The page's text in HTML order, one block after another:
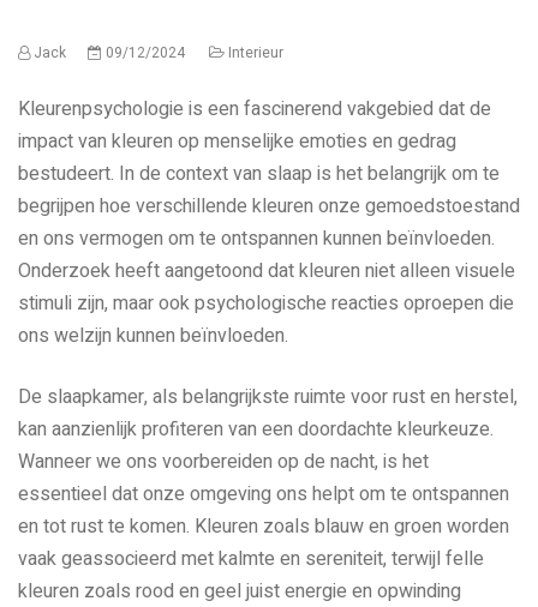
Jack 09/12/2024 Interieur
Kleurenpsychologie is een fascinerend vakgebied dat de
impact van kleuren op menselijke emoties en gedrag
bestudeert. In de context van slaap is het belangrijk om te
begrijpen hoe verschillende kleuren onze gemoedstoestand
en ons vermogen om te ontspannen kunnen beïnvloeden.
Onderzoek heeft aangetoond dat kleuren niet alleen visuele
stimuli zijn, maar ook psychologische reacties oproepen die
ons welzijn kunnen beïnvloeden.
De slaapkamer, als belangrijkste ruimte voor rust en herstel,
kan aanzienlijk profiteren van een doordachte kleurkeuze.
Wanneer we ons voorbereiden op de nacht, is het
essentieel dat onze omgeving ons helpt om te ontspannen
en tot rust te komen. Kleuren zoals blauw en groen worden
vaak geassocieerd met kalmte en sereniteit, terwijl felle
kleuren zoals rood en geel juist energie en opwinding